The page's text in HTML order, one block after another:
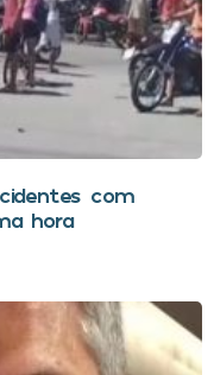
com
hora